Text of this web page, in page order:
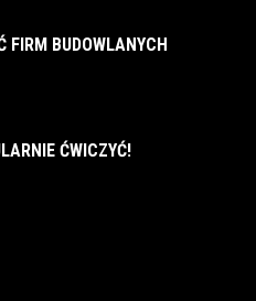
FIRM BUDOWLANYCH
ĆWICZYĆ!